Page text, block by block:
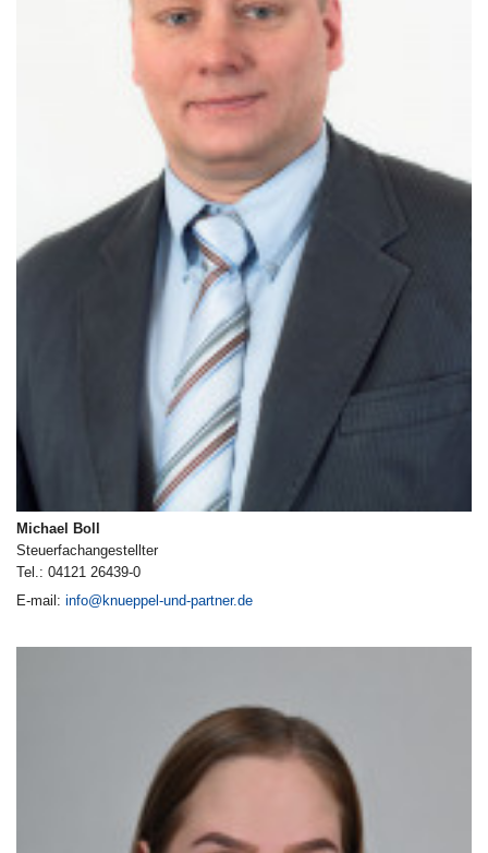
Michael Boll
Steuerfachangestellter
Tel.: 04121 26439-0
E-mail: info@knueppel-und-partner.de